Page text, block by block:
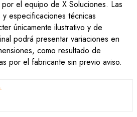
el equipo de X Soluciones. Las
especificaciones técnicas
únicamente ilustrativo y de
podrá presentar variaciones en
como resultado de
por el fabricante sin previo aviso.